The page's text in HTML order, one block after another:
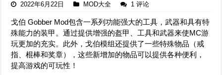
2022年6月22日 MOD大全 1 评论
戈伯 Gobber Mod包含一系列功能强大的工具，武器和具有特
殊能力的装甲。通过提供增强的盔甲、工具和武器来使MC游
玩更加的充实。此外，戈伯模组还提供了一些特殊物品（戒
指、棍棒和奖章），这些新增加的物品可以提供各种便利，
提高游戏的可玩性！